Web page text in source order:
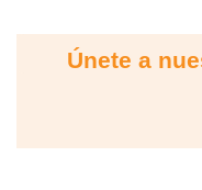
Únete a